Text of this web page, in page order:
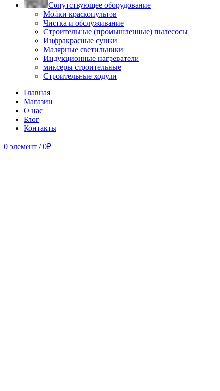
Сопутствующее оборудование
Мойки краскопультов
Чистка и обслуживание
Строительные (промышленные) пылесосы
Инфракрасные сушки
Малярные светильники
Индукционные нагреватели
миксеры строительные
Строительные ходули
Главная
Магазин
О нас
Блог
Контакты
0 элемент / 0₽